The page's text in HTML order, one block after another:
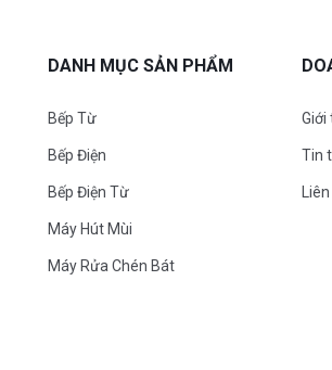
DANH MỤC SẢN PHẨM
Bếp Từ
Bếp Điện
Bếp Điện Từ
Máy Hút Mùi
Máy Rửa Chén Bát
Giới
Tin